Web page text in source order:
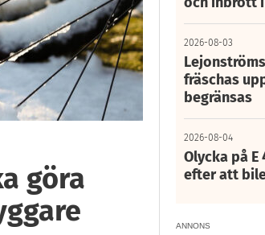
göra
2026-08-03
fräschas
begränsas
2026-08-04
Olycka på
efter att
ANNONS